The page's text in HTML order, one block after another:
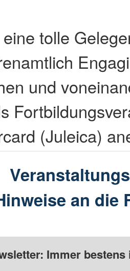
tolle
und
(Juleica)
an die
Immer